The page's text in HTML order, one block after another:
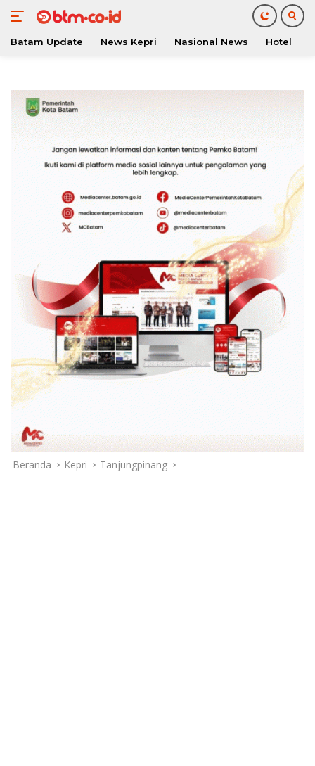
konten
Batam Update News Kepri Nasional News Hotel
Beranda Kepri Tanjungpinang